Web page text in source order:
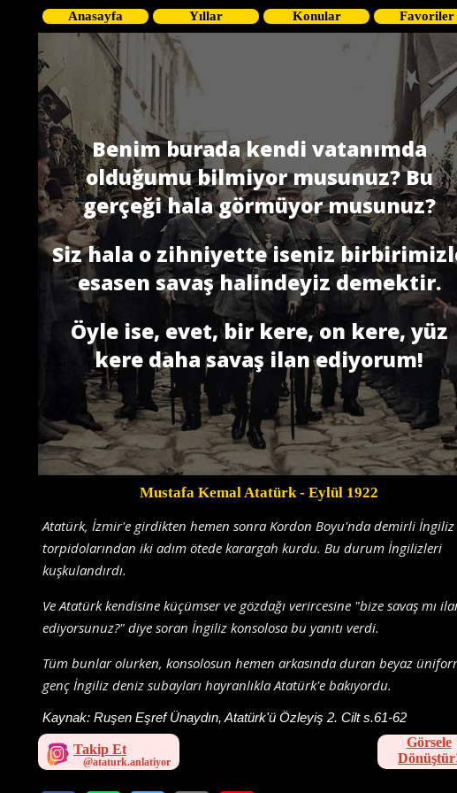
Anasayfa Yıllar Konular Favoriler
Benim burada kendi vatanımda
olduğumu bilmiyor musunuz? Bu
gerçeği hala görmüyor musunuz?
Siz hala o zihniyette iseniz
esasen savaş halindeyiz demektir.
Öyle ise, evet, bir kere, on kere, yüz
kere daha savaş ilan ediyorum!
Mustafa Kemal Atatürk- Eylül 1922
Atatürk, İzmir'e girdikten hemen sonra Kordon Boyu'nda demirli İngiliz
torpidolarından iki adım ötede karargah kurdu. Bu durum İngilizleri
kuşkulandırdı.
Ve Atatürk kendisine küçümser ve gözdağı verircesine "bize savaş mı
ediyorsunuz?" diye soran İngiliz konsolosa bu yanıtı verdi.
Tüm bunlar olurken, konsolosun hemen arkasında duran beyaz
genç İngiliz deniz subayları hayranlıkla Atatürk'e bakıyordu.
Kaynak: Ruşen Eşref Ünaydın, Atatürk'ü Özleyiş 2. Cilt s.61-62
Takip Et
Görsele